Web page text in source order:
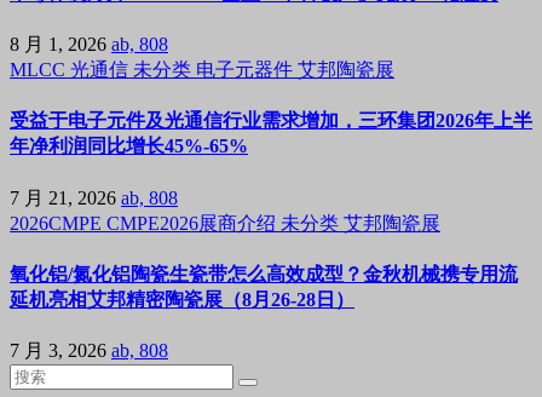
8 月 1, 2026 ab, 808
MLCC 光通信 未分类 电子元器件 艾邦陶瓷展
受益于电子元件及光通信行业需求增加，三环集团2026年上半
年净利润同比增长45%-65%
7 月 21, 2026 ab, 808
2026CMPE CMPE2026展商介绍 未分类 艾邦陶瓷展
氧化铝/氮化铝陶瓷生瓷带怎么高效成型？金秋机械携专用流
延机亮相艾邦精密陶瓷展（8月26-28日）
7 月 3, 2026 ab, 808